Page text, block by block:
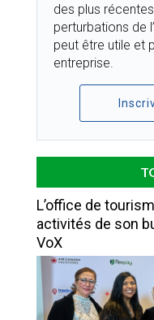
des plus
perturbations de
peut être utile et
entreprise.
L’office de
activités de son
VoX